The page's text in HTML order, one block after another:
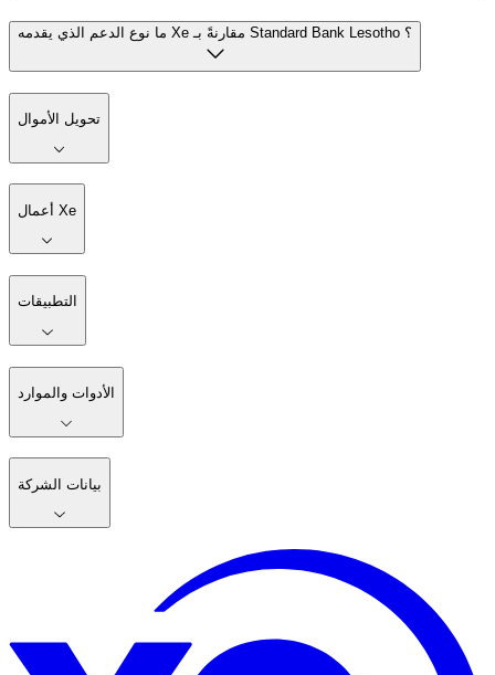
ما نوع الدعم الذي يقدمه Xe مقارنةً بـ Standard Bank Lesotho ؟
تحويل الأموال
أعمال Xe
التطبيقات
الأدوات والموارد
بيانات الشركة